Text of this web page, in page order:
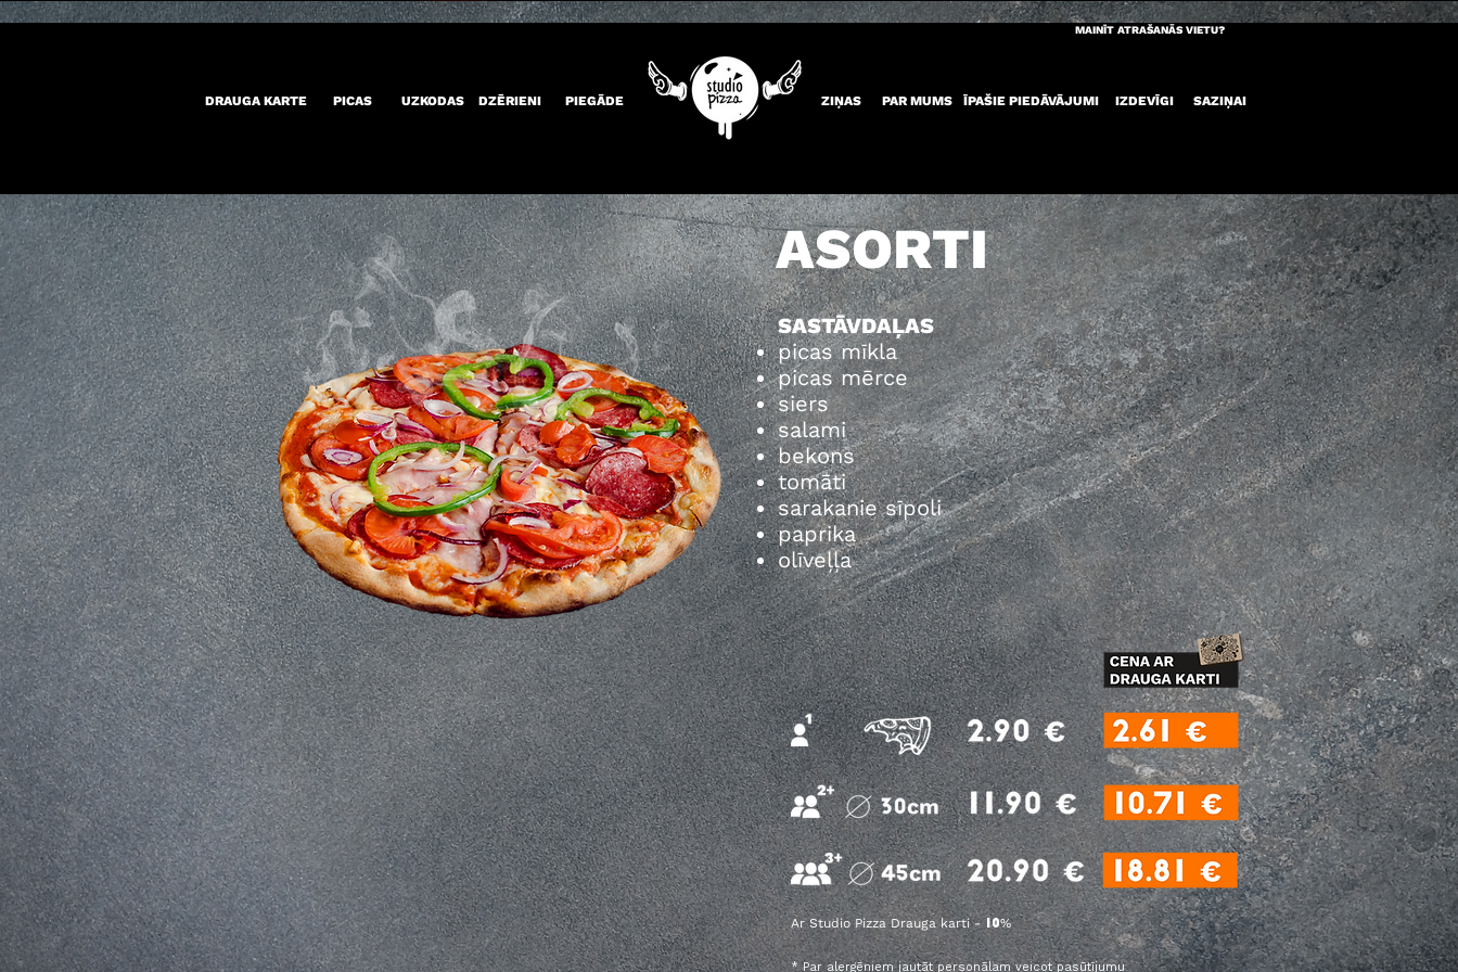
ASORTI
SASTĀVDAĻAS
picas mīkla
picas mērce
siers
salami
bekons
tomāti
sarakanie sīpoli
paprika
olīveļļa
DRAUGA KARTE PICAS UZKODAS DZĒRIENI PIEGĀDE
MAINĪT ATRAŠANĀS VIETU?
ZIŅAS PAR MUMS ĪPAŠIE PIEDĀVĀJUMI IZDEVĪGI SAZIŅAI
Ar Studio Pizza Drauga karti - 10%
* Par alergēniem jautāt personālam veicot pasūtījumu